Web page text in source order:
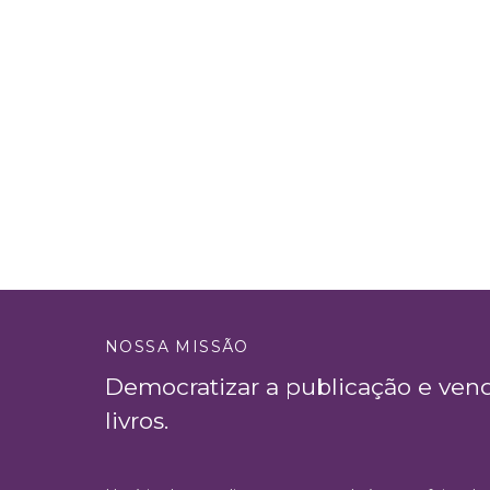
NOSSA MISSÃO
Democratizar a publicação e
livros.